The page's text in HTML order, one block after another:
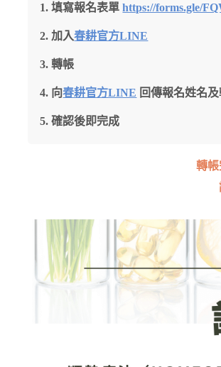
填寫報名表單https://forms.gle/
加入春耕官方LINE
轉帳
向春耕官方LINE 回傳報名姓名
確認後即完成
轉